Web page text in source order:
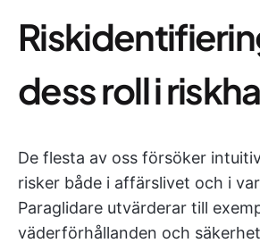
dess roll i
De flesta av oss försöker
risker både i affärslivet och i
Paraglidare utvärderar till
väderförhållanden och